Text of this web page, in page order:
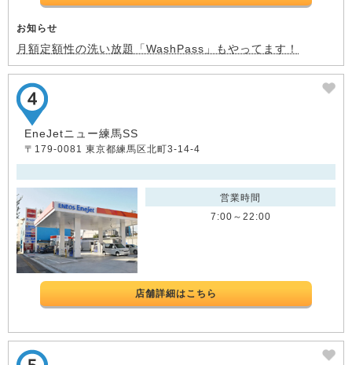
お知らせ
月額定額性の洗い放題「WashPass」もやってます！
EneJetニュー練馬SS
〒179-0081 東京都練馬区北町3-14-4
営業時間
7:00～22:00
店舗詳細はこちら